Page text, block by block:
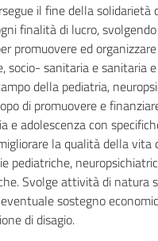
il fine della solidarietà
finalità di lucro,
promuovere ed
socio- sanitaria e sanitaria
della pediatria,
di promuovere e
e adolescenza con
la qualità della vita
pediatriche,
Svolge attività di natura
sostegno
di disagio.